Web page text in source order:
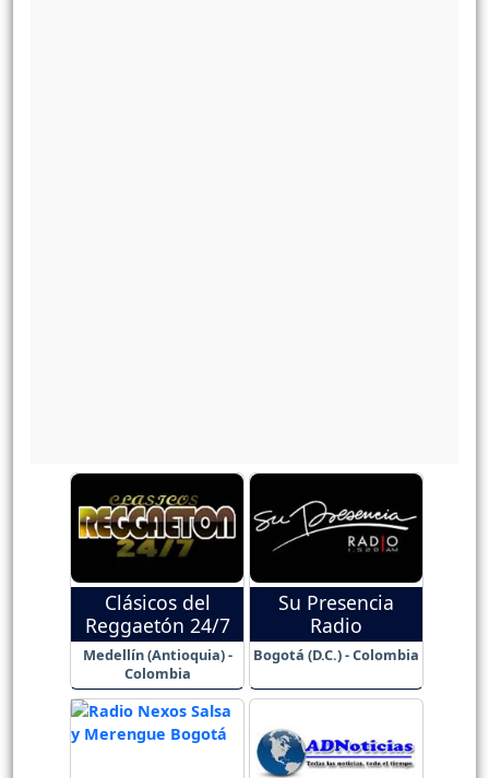
Clásicos del
Reggaetón 24/7
Medellín (Antioquia) -
Colombia
Su Presencia
Radio
Bogotá (D.C.) - Colombia